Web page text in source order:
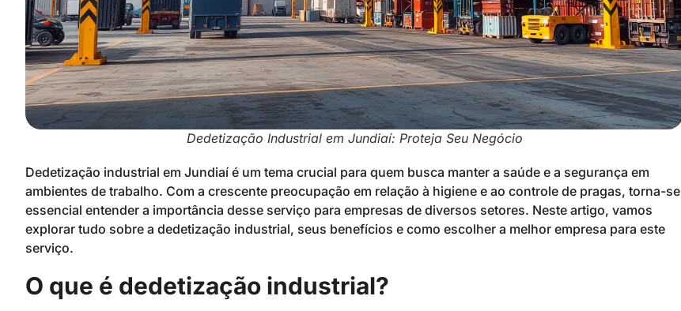
Dedetização Industrial em Jundiaí: Proteja Seu Negócio
Dedetização industrial em Jundiaí é um tema crucial para quem busca manter a saúde e a segurança em
ambientes de trabalho. Com a crescente preocupação em relação à higiene e ao controle de pragas, torna-se
essencial entender a importância desse serviço para empresas de diversos setores. Neste artigo, vamos
explorar tudo sobre a dedetização industrial, seus benefícios e como escolher a melhor empresa para este
serviço.
O que é dedetização industrial?